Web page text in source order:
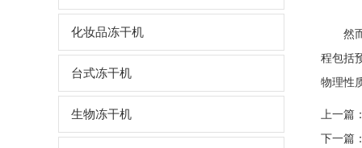
化妆品冻干机
台式冻干机
生物冻干机
然而
程包括
物理性
上一篇
下一篇